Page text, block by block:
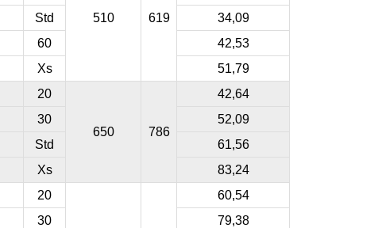
510 619
Std
34,09
60
42,53
Xs 51,79
20
650 786
42,64
30
52,09
Std
61,56
Xs 83,24
20
60,54
30
79,38